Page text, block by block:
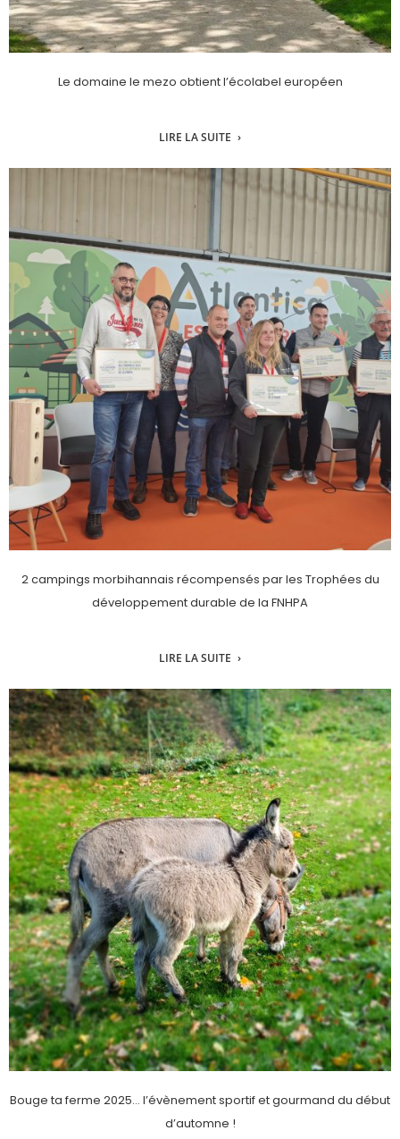
Le domaine le mezo obtient l’écolabel européen
LIRE LA SUITE
2 campings morbihannais récompensés par les Trophées du
développement durable de la FNHPA
LIRE LA SUITE
Bouge ta ferme 2025… l’évènement sportif et gourmand du début
d’automne !